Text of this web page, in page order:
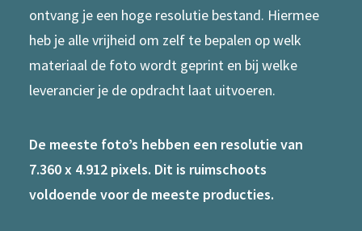
ontvang je een hoge resolutie bestand. Hiermee
heb je alle vrijheid om zelf te bepalen op welk
materiaal de foto wordt geprint en bij welke
leverancier je de opdracht laat uitvoeren.
De meeste foto’s hebben een resolutie van
7.360 x 4.912 pixels. Dit is ruimschoots
voldoende voor de meeste producties.